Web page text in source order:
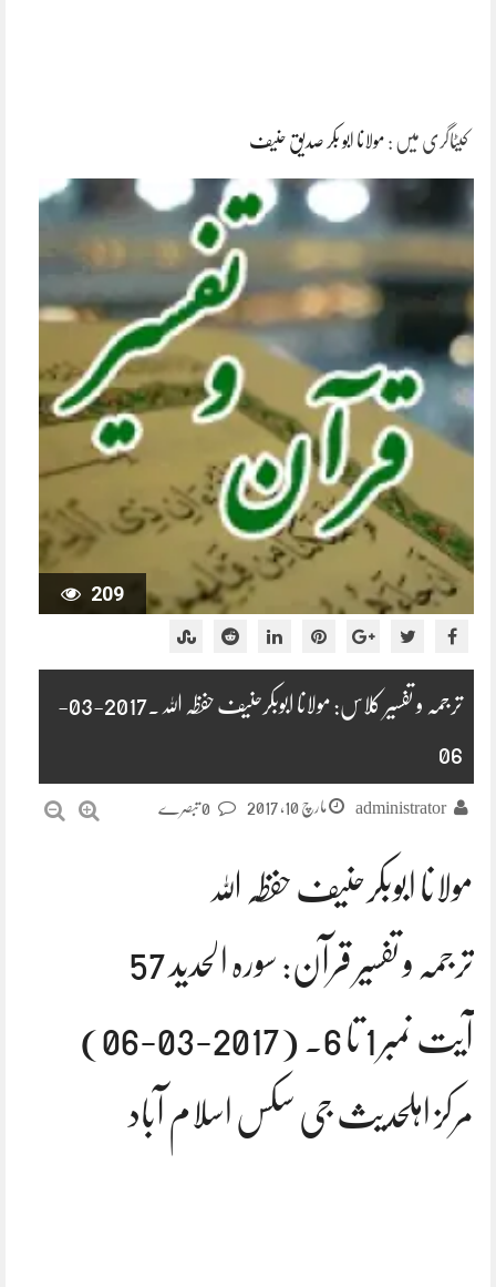
کیٹاگری میں : مولانا ابو بکر صدیق حنیف
209
ترجمہ و تفسیر کلاس: مولانا ابوبکرحنیف حفظہ اللہ۔2017-03-
06
administrator مارچ 10, 2017
مولانا ابوبکرحنیف حفظہ اللہ
ترجمہ و تفسیر قرآن: سورہ الحدید 57
آیت نمبر 1 تا 6. (2017-03-06)
مرکز اہلحدیث جی سکس اسلام آباد